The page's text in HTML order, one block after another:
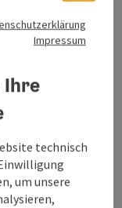
Impressum
Ihre
technisch
um unsere